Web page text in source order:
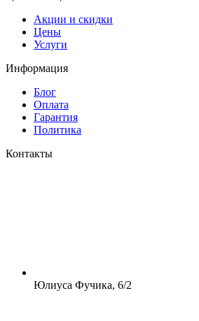
Акции и скидки
Цены
Услуги
Информация
Блог
Оплата
Гарантия
Политика
Контакты
Юлиуса Фучика, 6/2